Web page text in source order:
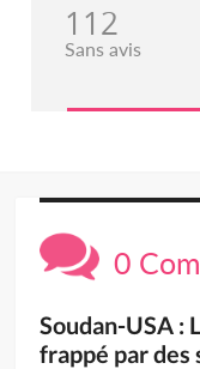
112
Sans avis
0
Soudan-USA :
frappé par des